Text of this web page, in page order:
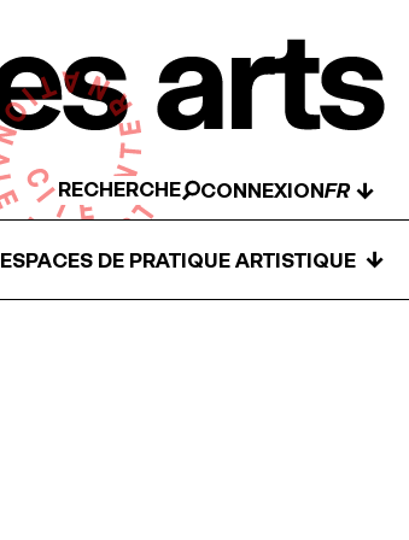
RECHERCHE CONNEXION ↓
ESPACES DE PRATIQUE ARTISTIQUE ↓